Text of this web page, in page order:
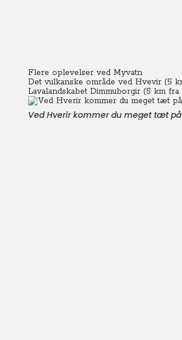
Flere oplevelser ved Myvatn
Det vulkanske område ved Hvevir (5
Lavalandskabet Dimmuborgir (5 km fra
Ved Hverir kommer du meget tæt